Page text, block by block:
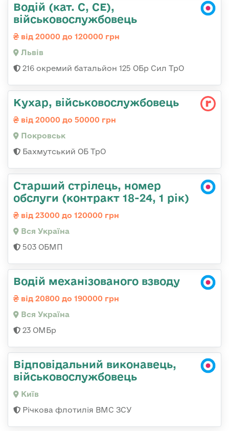
Водій (кат. С, СЕ),
військовослужбовець
від 20000 до 120000 грн
Львів
216 окремий батальйон 125 ОБр Сил ТрО
Кухар, військовослужбовець
від 20000 до 50000 грн
Покровськ
Бахмутський ОБ ТрО
Старший стрілець, номер
обслуги (контракт 18-24, 1 рік)
від 23000 до 120000 грн
Вся Україна
503 ОБМП
Водій механізованого взводу
від 20800 до 190000 грн
Вся Україна
23 ОМБр
Відповідальний виконавець,
військовослужбовець
Київ
Річкова флотилія ВМС ЗСУ